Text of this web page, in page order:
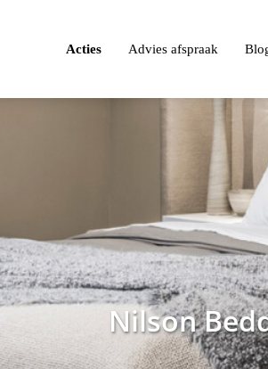
Acties Advies afspraak
Nilson